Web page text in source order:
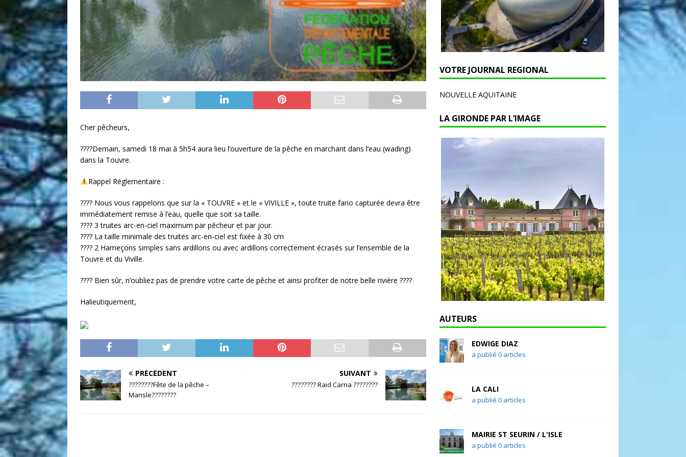
Cher pêcheurs,
????Demain, samedi 18 mai à 5h54 aura lieu l’ouverture de la pêche en marchant dans l’eau (wading)
dans la Touvre.
Rappel Réglementaire :
???? Nous vous rappelons que sur la « TOUVRE » et le « VIVILLE », toute truite fario capturée devra être
immédiatement remise à l’eau, quelle que soit sa taille.
???? 3 truites arc-en-ciel maximum par pêcheur et par jour.
???? La taille minimale des truites arc-en-ciel est fixée à 30 cm
???? 2 Hameçons simples sans ardillons ou avec ardillons correctement écrasés sur l’ensemble de la
Touvre et du Viville.
???? Bien sûr, n’oubliez pas de prendre votre carte de pêche et ainsi profiter de notre belle rivière ????
Halieutiquement,
PRÉCÉDENT
????????Fête de la pêche –
Mansle????????
SUIVANT
???????? Raid Carna ????????
VOTRE JOURNAL REGIONAL
NOUVELLE AQUITAINE
LA GIRONDE PAR L’IMAGE
AUTEURS
EDWIGE DIAZ
a publié 0 articles
LA CALI
a publié 0 articles
MAIRIE ST SEURIN / L'ISLE
a publié 0 articles